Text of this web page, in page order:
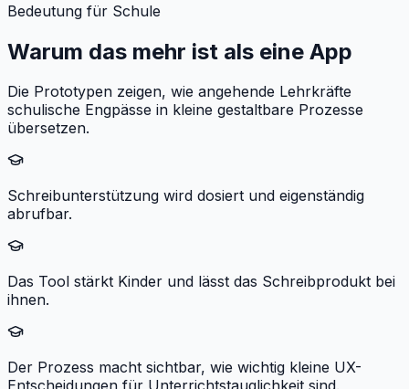
Bedeutung für Schule
Warum das mehr ist als eine App
Die Prototypen zeigen, wie angehende Lehrkräfte
schulische Engpässe in kleine gestaltbare Prozesse
übersetzen.
Schreibunterstützung wird dosiert und eigenständig
abrufbar.
Das Tool stärkt Kinder und lässt das Schreibprodukt bei
ihnen.
Der Prozess macht sichtbar, wie wichtig kleine UX-